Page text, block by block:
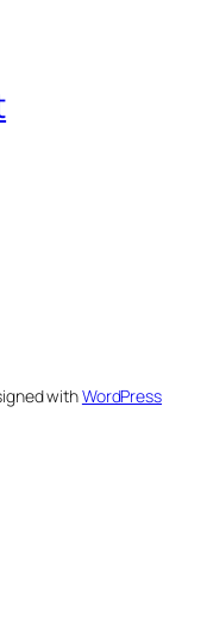
withWordPress